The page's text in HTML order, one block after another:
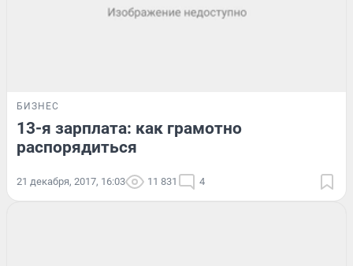
БИЗНЕС
13-я зарплата: как грамотно
распорядиться
21 декабря, 2017, 16:03 11 831 4